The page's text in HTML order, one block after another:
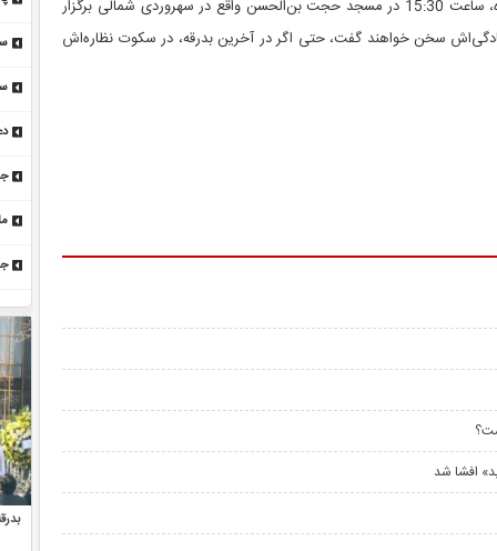
قرار است مراسم ترحیم عنایت بخشی روز چهارشنبه، 29 بهمن‌ماه، ساعت 15:30 در مسجد حجت بن‌الحسن واقع در سهروردی شمالی برگزار
سخن خواهند گفت، حتی اگر در آخرین بدرقه، در سکوت نظاره‌اش
وضعیت فوق العاده
به آخرین مهلت خلع سلاح